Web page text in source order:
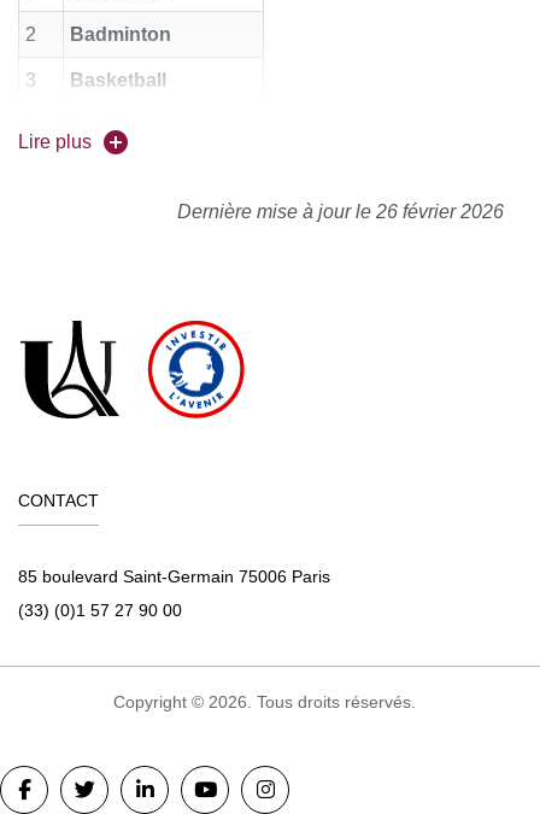
2 Badminton
3 Basketball
Boxefrançaise
Natation/ Sauvetage
10 Rugby
12 Volley-ball
Lire plus
Dernière mise à jour le 26 février 2026
CONTACT
85 boulevard Saint-Germain 75006 Paris
(33) (0)1 57 27 90 00
Copyright © 2026. Tous droits réservés.